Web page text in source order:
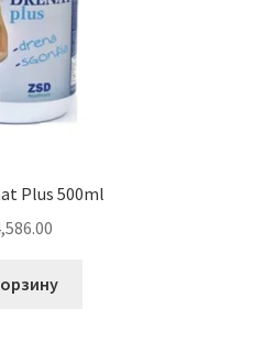
Plus 500ml